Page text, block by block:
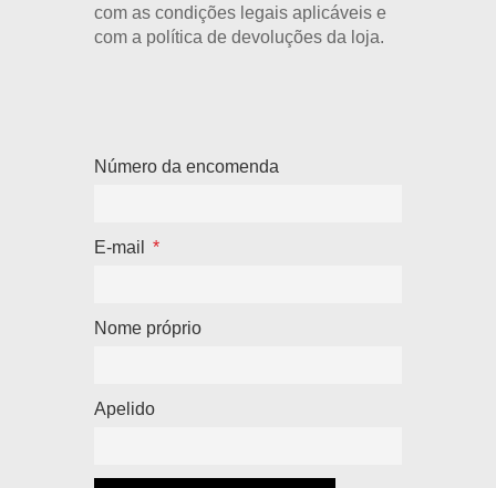
com as condições legais aplicáveis e
com a política de devoluções da loja.
Número da encomenda
E-mail *
E-
Nome próprio
Apelido